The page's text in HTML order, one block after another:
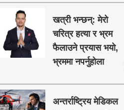
खत्री भन्छन्: मेरो
चरित्र हत्या र भ्रम
फैलाउने प्रयास भयो,
भ्रममा नपर्नुहोला
अन्तर्राष्ट्रिय मेडिकल